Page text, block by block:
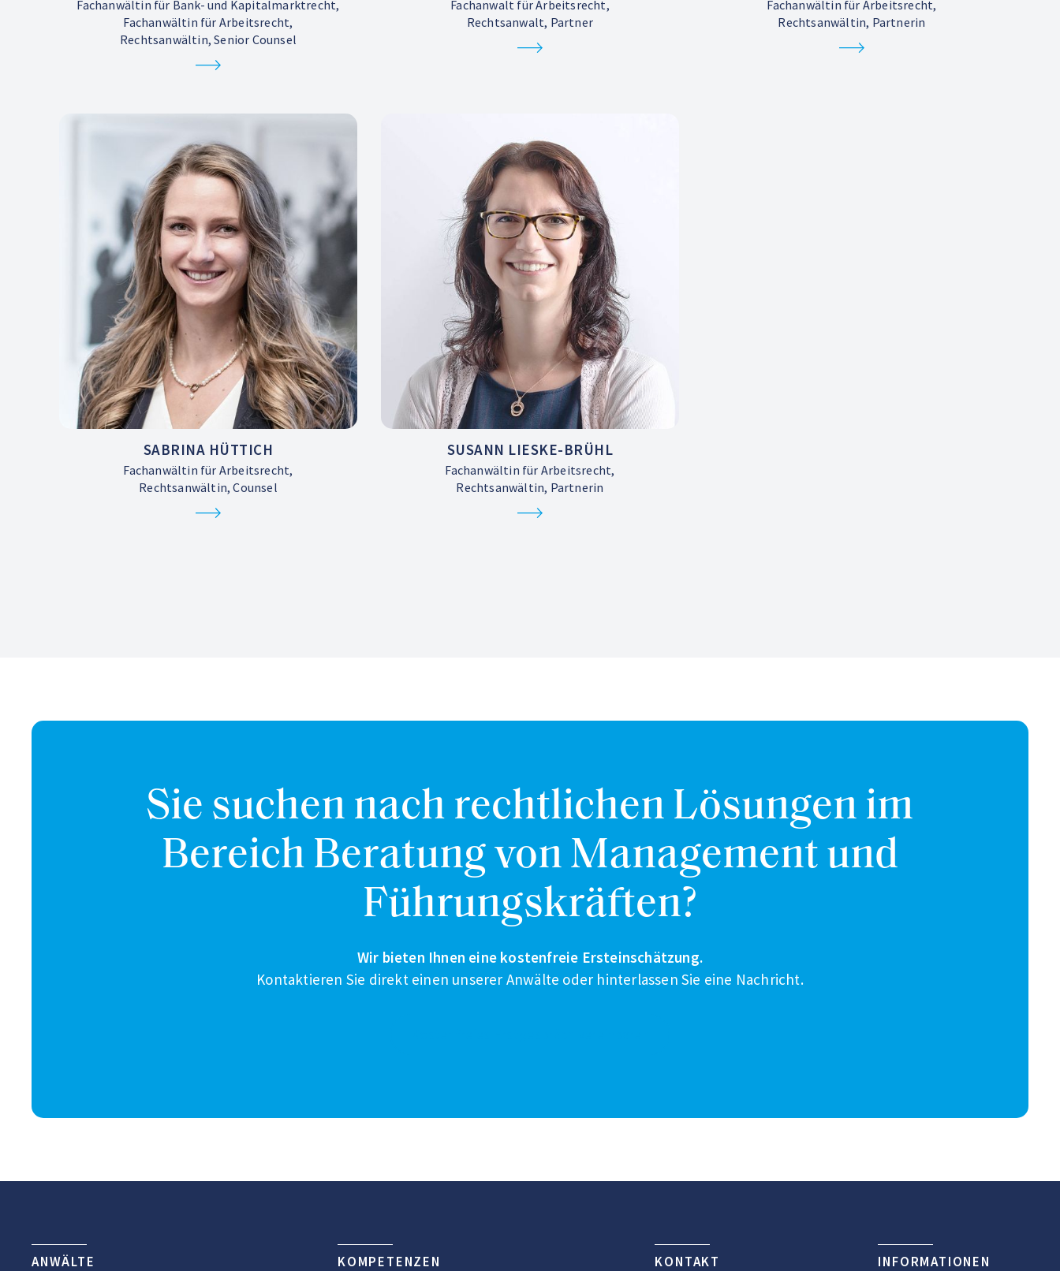
Fachanwältin für Bank- und Kapitalmarktrecht,
Fachanwältin für Arbeitsrecht,
Rechtsanwältin, Senior Counsel
Fachanwalt für Arbeitsrecht,
Rechtsanwalt, Partner
Fachanwältin für Arbeitsrecht,
Rechtsanwältin, Partnerin
SABRINA HÜTTICH
Fachanwältin für Arbeitsrecht,
Rechtsanwältin, Counsel
SUSANN LIESKE-BRÜHL
Fachanwältin für Arbeitsrecht,
Rechtsanwältin, Partnerin
Sie suchen nach rechtlichen Lösungen im
Bereich Beratung von Management und
Führungskräften?
Wir bieten Ihnen eine kostenfreie Ersteinschätzung.
Kontaktieren Sie direkt einen unserer Anwälte oder hinterlassen Sie eine Nachricht.
ANWÄLTE KOMPETENZEN KONTAKT INFORMATIONEN